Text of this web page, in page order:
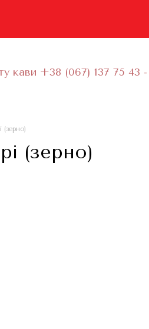
кави +38 (067) 137 75 43
(зерно)
(зерно)